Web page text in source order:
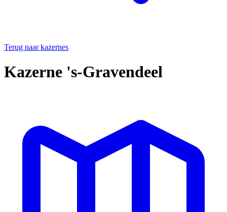
Terug naar kazernes
Kazerne 's-Gravendeel